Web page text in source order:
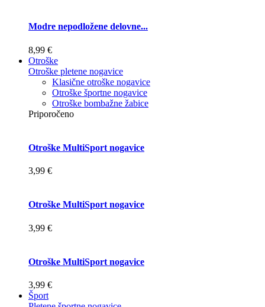
Modre nepodložene delovne...
8,99 €
Otroške
Otroške pletene nogavice
Klasične otroške nogavice
Otroške športne nogavice
Otroške bombažne žabice
Priporočeno
Otroške MultiSport nogavice
3,99 €
Otroške MultiSport nogavice
3,99 €
Otroške MultiSport nogavice
3,99 €
Šport